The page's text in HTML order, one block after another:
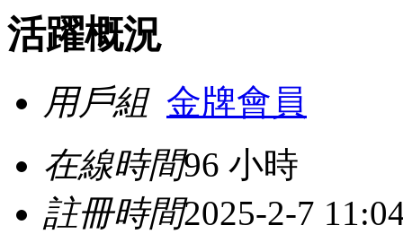
活躍概況
用戶組 金牌會員
在線時間96 小時
註冊時間2025-2-7